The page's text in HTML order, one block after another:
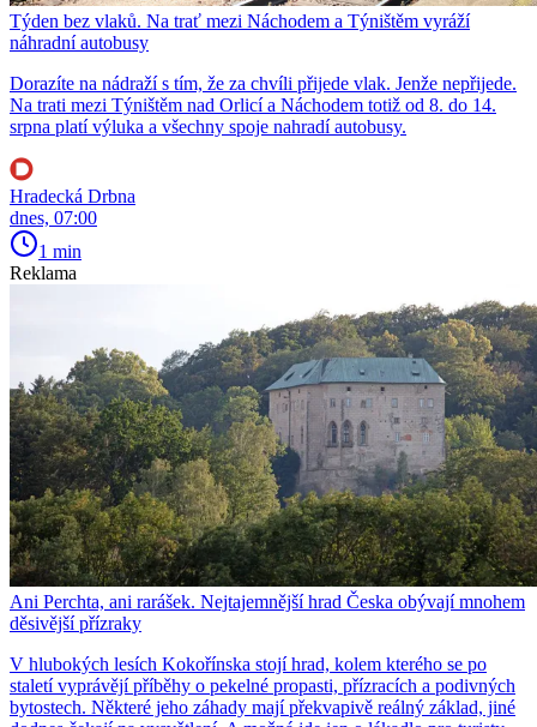
Týden bez vlaků. Na trať mezi Náchodem a Týništěm vyráží
náhradní autobusy
Dorazíte na nádraží s tím, že za chvíli přijede vlak. Jenže nepřijede.
Na trati mezi Týništěm nad Orlicí a Náchodem totiž od 8. do 14.
srpna platí výluka a všechny spoje nahradí autobusy.
Hradecká Drbna
dnes, 07:00
1 min
Reklama
Ani Perchta, ani rarášek. Nejtajemnější hrad Česka obývají mnohem
děsivější přízraky
V hlubokých lesích Kokořínska stojí hrad, kolem kterého se po
staletí vyprávějí příběhy o pekelné propasti, přízracích a podivných
bytostech. Některé jeho záhady mají překvapivě reálný základ, jiné